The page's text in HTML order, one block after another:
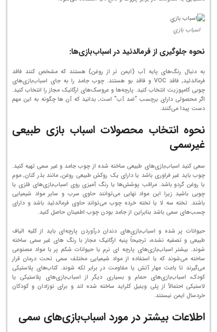
اسباب بازي
نحوه جلوگیری از فرمالدئید در اسباب‌بازی‌ها:
به دنبال رنگ‌های پایه آب (ایمن تر از روغن) هستند که مشخص کنند فاقد
فرمالدئید, فاقد VOC و فاقد بو هستند. چوب جامد را به جای اسباب‌بازی‌های
چوبی کامپوزیت انتخاب کنید. پارچه‌ها و عروسک‌های ارگانیک مجاز را انتخاب کنید.
اگر محصولی دارای برچسب “ضد آب” است, بدانید که آن ها چگونه به این مهم
دست پیدا می‌کنند.
نحوه انتخاب محصولات اسباب بازی طبیعی
غیرسمی
سعی کنید اسباب‌بازی‌های طبیعی ساخته شده از چوب جامد و غیر سمی تهیه کنید.
چوب باید غیر فراوری باشد یا دارای یک روکش طبیعی روغن, مانند بذر کتان, موم
یا روغن گردو باشد. مراقب پوشش‌ها یا رنگ آمیزی روی اسباب‌بازی‌های فلزی یا
چوبی باشید زیرا این مواد نهایی می‌توانند حاوی سرب و سایر مواد شیمیایی
باشند. تخته سه لا یا تخته خرده چوب می‌تواند حاوی فرمالدئید باشد و دارای
چسب‌های سمی باشد بنابراین از جامد بودن چوب اطمینان حاصل کنید.
حیوانات پر شده و اسباب‌بازی‌های دندان درآوردن پارچه‌ای باید از کلیه الیاف
طبیعی و تصفیه نشده، ترجیحاً پنبه ارگانیک مجاز با رنگ های غیر سمی ساخته
شوند. بیشتر اسباب‌بازی‌های پارچه ای نرم یا حیوانات شکم پر با مواد مصنوعی
ساخته می‌شوند که با استفاده از مواد شیمیایی مختلف سمی تحت درمان قرار
می‌گیرند تا باعث مهار آتش یا مقاومت در برابر لکه شوند. کتاب‌های پلاستیکی
کودک، اسباب‌بازی‌های حمام و بسیاری دیگر از اسباب‌بازی‌های پلاستیکی یا
لاستیکی احتمالاً از پلی وینیل کلراید ساخته شده اند و برای نوزادان و کودکان
خردسال ایمن نیستند.
اطلاعات بیشتر در مورد اسباب‌بازی‌های سمی